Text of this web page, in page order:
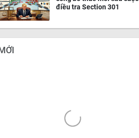
điều tra Section 301
MỚI